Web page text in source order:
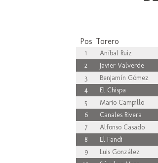
Pos Torero
1 Aníbal Ruiz
2
Javier Valverde
3
Benjamín Gómez
4
El Chispa
5
Mario Campillo
6
Canales Rivera
7
Alfonso Casado
8
El Fandi
9
Luis González